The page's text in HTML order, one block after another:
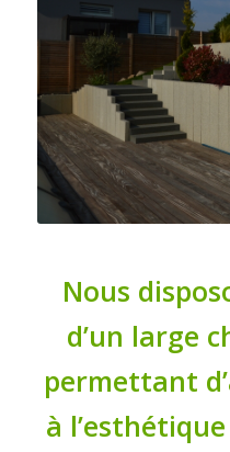
Nous
d’un large
permettant
à